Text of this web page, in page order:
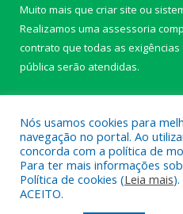
Muito mais que criar site ou
Realizamos uma assessoria
contrato que todas as exigências
pública serão atendidas.
Todos os direitos
Nós usamos cookies para
navegação no portal. Ao
concorda com a política de
Para ter mais informações
Política de cookies (Leia mais
ACEITO.